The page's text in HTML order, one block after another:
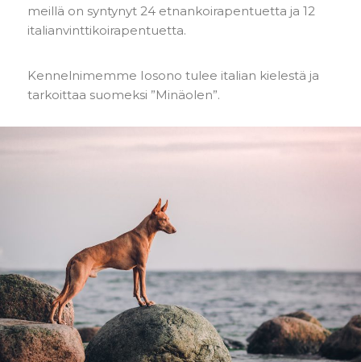
meillä on syntynyt 24 etnankoirapentuetta ja 12
italianvinttikoirapentuetta.
Kennelnimemme Iosono tulee italian kielestä ja
tarkoittaa suomeksi ”Minäolen”.